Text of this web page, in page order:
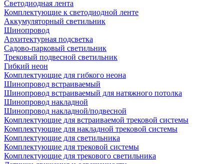
Светодиодная лента
Комплектующие к светодиодной ленте
Аккумуляторный светильник
Шинопровод
Архитектурная подсветка
Садово-парковый светильник
Трековый подвесной светильник
Гибкий неон
Комплектующие для гибкого неона
Шинопровод встраиваемый
Шинопровод встраиваемый для натяжного потолка
Шинопровод накладной
Шинопровод накладной/подвесной
Комплектующие для встраиваемой трековой системы
Комплектующие для накладной трековой системы
Комплектующие для светильника
Комплектующие для трековой системы
Комплектующие для трекового светильника